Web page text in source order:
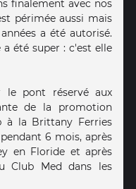
finalement avec nos
périmée aussi mais
a été autorisé.
a été super : c'est elle
le pont réservé aux
de la promotion
à la Brittany Ferries
6 mois, après
en Floride et après
Club Med dans les